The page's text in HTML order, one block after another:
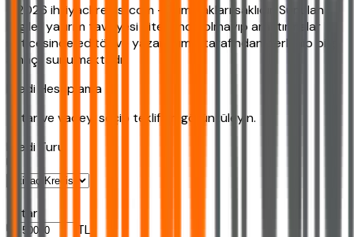
©2026 ihtiyackredisi.com - Tüm hakları saklıdır. Sunulan
bilgiler yatırım tavsiyesi niteliğinde olmayıp araştırmalar
neticesinde editör ve yazarlarımız tarafından derlenip bilgi
amaçlı sunulmaktadır.
Kredi Hesaplama
Tutar ve vadeyi seçip teklifleri görüntüleyin.
Kredi Turu
Tutar
TL